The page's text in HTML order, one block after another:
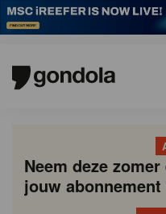
Neem deze
jouw